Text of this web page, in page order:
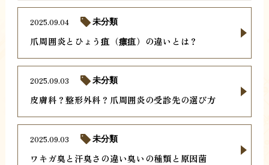
爪周囲炎とひょう疽（瘭疽）の違いとは？
2025.09.04 未分類
皮膚科？整形外科？爪周囲炎の受診先の選び方
2025.09.03 未分類
ワキガ臭と汗臭さの違い臭いの種類と原因菌
2025.09.03 未分類